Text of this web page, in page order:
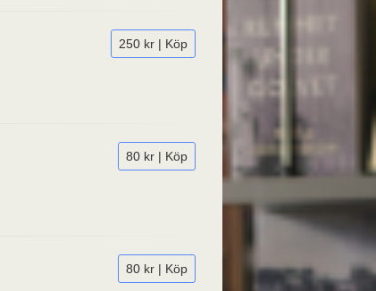
250 kr | Köp
80 kr | Köp
80 kr | Köp